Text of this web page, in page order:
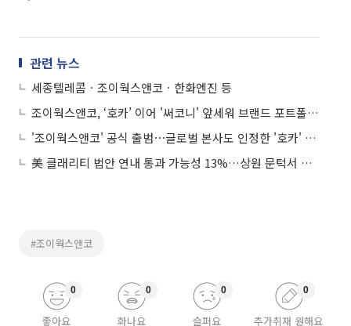
관련 뉴스
세종텔레콤ㆍ조이웍스앤코ㆍ한화엔진 등
조이웍스앤코, ‘호카’ 이어 '써코니' 앞세워 브랜드 포트폴리오 확장 본격화
'조이웍스앤코' 공식 출범⋯글로벌 본사도 인정한 '호카' 성장성에 주목
美 클래리티 법안 연내 통과 가능성 13%…상원 문턱서 제동
#조이웍스앤코
좋아요
0
화나요
0
슬퍼요
0
추가취재 원해요
0